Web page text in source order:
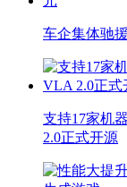
车企集体驰
支持17家机
2.0正式开源